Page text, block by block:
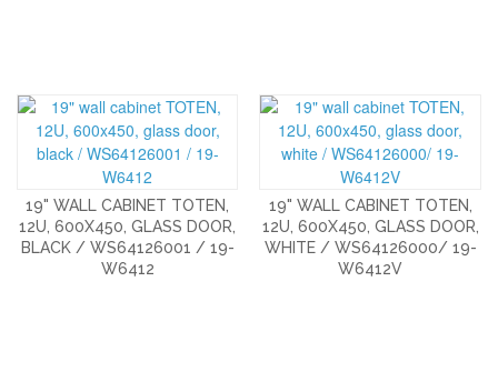
19" WALL CABINET TOTEN,
12U, 600X450, GLASS DOOR,
BLACK / WS64126001 / 19-
W6412
19" WALL CABINET TOTEN,
12U, 600X450, GLASS DOOR,
WHITE / WS64126000/ 19-
W6412V